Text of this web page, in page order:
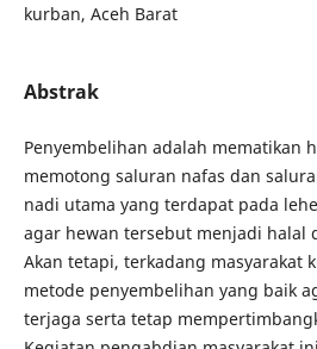
kurban, Aceh Barat
Abstrak
Penyembelihan adalah mematikan
memotong saluran nafas dan
nadi utama yang terdapat pada
agar hewan tersebut menjadi halal
Akan tetapi, terkadang masyarakat
metode penyembelihan yang baik
terjaga serta tetap